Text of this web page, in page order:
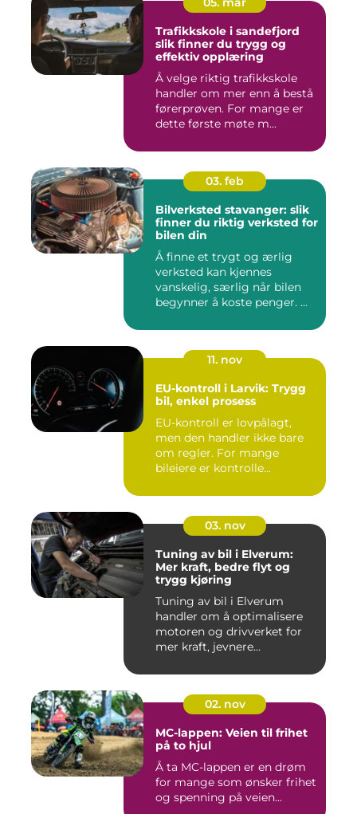
Trafikkskole i sandefjord
slik finner du trygg og
effektiv opplæring
Å velge riktig trafikkskole
handler om mer enn å bestå
førerprøven. For mange er
dette første møte m...
03. feb
Bilverksted stavanger: slik
finner du riktig verksted for
bilen din
Å finne et trygt og ærlig
verksted kan kjennes
vanskelig, særlig når bilen
begynner å koste penger. ...
11. nov
EU-kontroll i Larvik: Trygg
bil, enkel prosess
EU-kontroll er lovpålagt,
men den handler ikke bare
om regler. For mange
bileiere er kontrolle...
03. nov
Tuning av bil i Elverum:
Mer kraft, bedre flyt og
trygg kjøring
Tuning av bil i Elverum
handler om å optimalisere
motoren og drivverket for
mer kraft, jevnere...
02. nov
MC-lappen: Veien til frihet
på to hjul
Å ta MC-lappen er en drøm
for mange som ønsker frihet
og spenning på veien...